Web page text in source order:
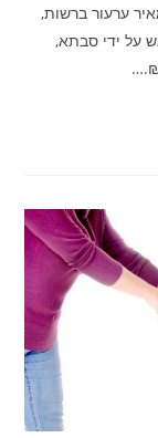
ערעור ברשות,
על ידי סבתא,